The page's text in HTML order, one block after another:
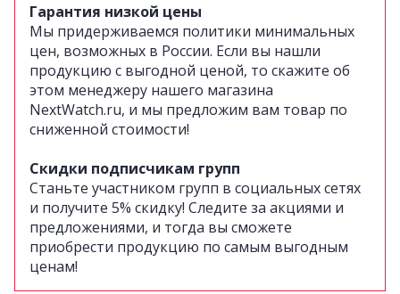
Гарантия низкой цены
Мы придерживаемся политики минимальных
цен, возможных в России. Если вы нашли
продукцию с выгодной ценой, то скажите об
этом менеджеру нашего магазина
NextWatch.ru, и мы предложим вам товар по
сниженной стоимости!
Скидки подписчикам групп
Станьте участником групп в социальных сетях
и получите 5% скидку! Следите за акциями и
предложениями, и тогда вы сможете
приобрести продукцию по самым выгодным
ценам!